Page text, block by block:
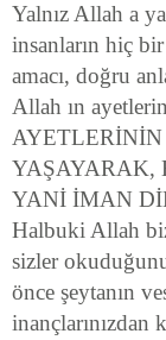
Yalnız Allah a
insanların hiç
amacı, doğru
Allah ın
YAŞAYARAK,
YANİ İMAN
Halbuki Allah
sizler
önce şeytanın